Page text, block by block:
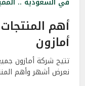
أهم
أمازون
تتيح شركة أمازون
نعرض أشهر وأهم